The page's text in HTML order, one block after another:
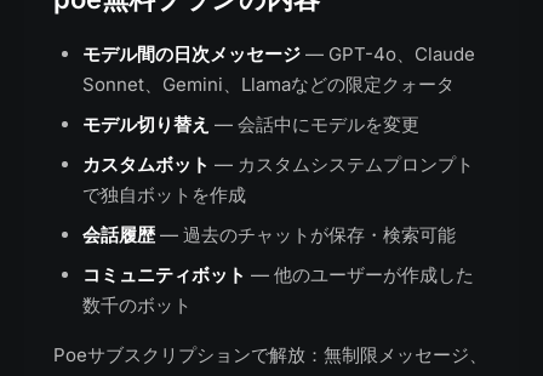
モデル間の日次メッセージ — GPT-4o、Claude
Sonnet、Gemini、Llamaなどの限定クォータ
モデル切り替え — 会話中にモデルを変更
カスタムボット — カスタムシステムプロンプト
で独自ボットを作成
会話履歴 — 過去のチャットが保存・検索可能
コミュニティボット — 他のユーザーが作成した
数千のボット
Poeサブスクリプションで解放：無制限メッセージ、